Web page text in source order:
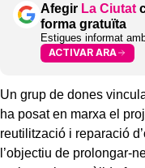
Afegir La Ciutat
forma gratuïta
Estigues informat
ACTIVAR ARA
Un grup de dones
ha posat en marxa el
reutilització i reparació
l’objectiu de prolongar-